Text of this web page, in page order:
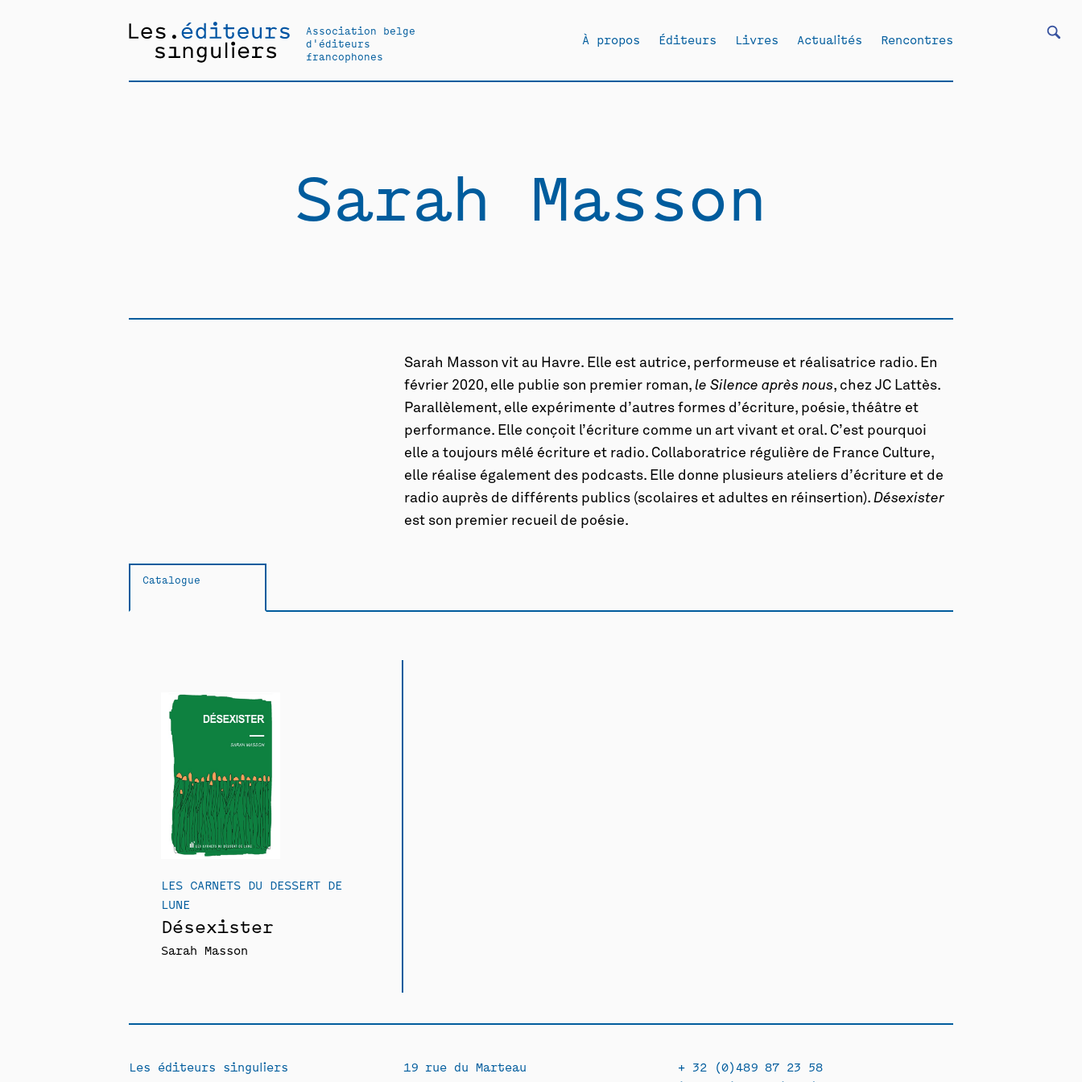
Association belge
d'éditeurs
francophones
À propos Éditeurs Livres Actualités Rencontres
Sarah Masson
Sarah Masson vit au Havre. Elle est autrice, performeuse et réalisatrice radio. En
février 2020, elle publie son premier roman,le Silence après nous, chez JC Lattès.
Parallèlement, elle expérimente d’autres formes d’écriture, poésie, théâtre et
performance. Elle conçoit l’écriture comme un art vivant et oral. C’est pourquoi
elle a toujours mêlé écriture et radio. Collaboratrice régulière de France Culture,
elle réalise également des podcasts. Elle donne plusieurs ateliers d’écriture et de
radio auprès de différents publics (scolaires et adultes en réinsertion).Désexister
est son premier recueil de poésie.
Catalogue
LES CARNETS DU DESSERT DE
LUNE
Désexister
Sarah Masson
Les éditeurs singuliers
19 rue du Marteau
+ 32 (0)489 87 23 58